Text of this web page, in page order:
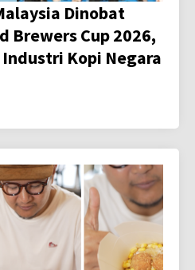
Dinobat
Brewers Cup 2026,
Kopi Negara